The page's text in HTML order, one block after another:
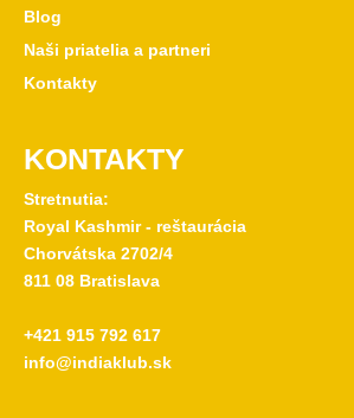
Blog
Naši priatelia a partneri
Kontakty
KONTAKTY
Stretnutia:
Royal Kashmir - reštaurácia
Chorvátska 2702/4
811 08 Bratislava
+421 915 792 617
info@indiaklub.sk